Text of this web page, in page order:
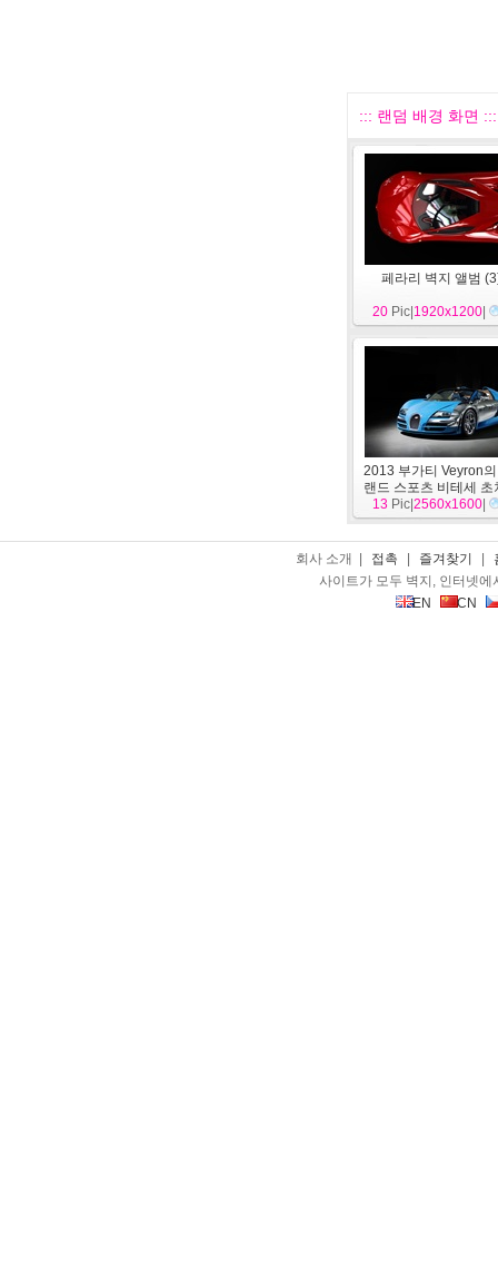
::: 랜덤 배경 화면 :::
페라리 벽지 앨범
20 Pic| 1920x1200
2013 부가티 Veyron
랜드 스포츠 비테세 초
배경 화면[차]
13 Pic|2560x1600
회사 소개 | 접촉 즐겨찾기
사이트가 모두 벽지, 인터넷
EN
CN